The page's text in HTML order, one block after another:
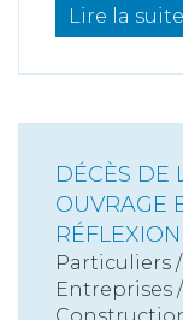
Lire la suite
DÉCÈS DE
OUVRAGE
Particuliers /
Entreprises /